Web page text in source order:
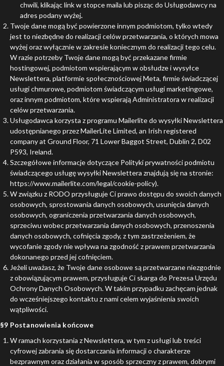
chwili, klikając link w stopce maila lub pisząc do Usługodawcy na
adres podany wyżej.
Twoje dane mogą być powierzone innym podmiotom, tylko wtedy
jest to niezbędne do realizacji celów przetwarzania, o których mowa
wyżej oraz wyłącznie w zakresie koniecznym do realizacji tego celu.
W razie potrzeby Twoje dane mogą być przekazane firmie
hostingowej, podmiotom wspierającym w obsłudze i wysyłce
Newslettera, platformie społecznościowej Meta, firmie świadczącej
usługi chmurowe, podmiotom świadczącym usługi marketingowe,
oraz innym podmiotom, które wspierają Administratora w realizacji
celów przetwarzania.
Usługodawca korzysta z programu Mailerlite do wysyłki Newslettera
udostępnianego przez MailerLite Limited, an Irish registered
company at Ground Floor, 71 Lower Baggot Street, Dublin 2, D02
P593, Ireland.
Szczegółowe informacje dotyczące Polityki prywatności podmiotu
świadczącego usługę wysyłki Newslettera znajdują się na stronie:
https://www.mailerlite.com/legal/cookie-policy).
W związku z RODO przysługuje Ci prawo dostępu do swoich danych
osobowych, sprostowania danych osobowych, usunięcia danych
osobowych, ograniczenia przetwarzania danych osobowych,
sprzeciwu wobec przetwarzania danych osobowych, przenoszenia
danych osobowych, cofnięcia zgody, z tym zastrzeżeniem, że
wycofanie zgody nie wpływa na zgodność z prawem przetwarzania
dokonanego przed jej cofnięciem.
Jeżeli uważasz, że Twoje dane osobowe są przetwarzane niezgodnie
z obowiązującym prawem, przysługuje Ci skarga do Prezesa Urzędu
Ochrony Danych Osobowych. W takim przypadku zachęcam jednak
do wcześniejszego kontaktu z nami celem wyjaśnienia swoich
wątpliwości.
§9 Postanowienia końcowe
W ramach korzystania z Newslettera, w tym z usługi lub treści
cyfrowej zabrania się dostarczania informacji o charakterze
bezprawnym oraz działania w sposób sprzeczny z prawem, dobrymi